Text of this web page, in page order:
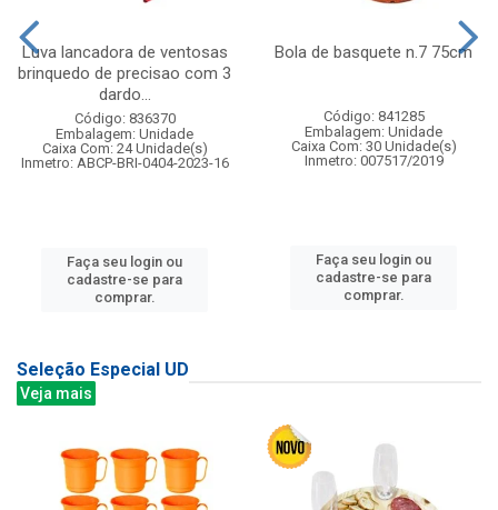
Luva lancadora de ventosas
brinquedo de precisao com 3
dardo...
Código: 836370
Embalagem: Unidade
Caixa Com: 24 Unidade(s)
Inmetro: ABCP-BRI-0404-2023-16
Faça seu login ou
cadastre-se para
comprar.
Bola de basquete n.7 75cm
Código: 841285
Embalagem: Unidade
Caixa Com: 30 Unidade(s)
Inmetro: 007517/2019
Faça seu login ou
cadastre-se para
comprar.
Seleção Especial UD
Veja mais